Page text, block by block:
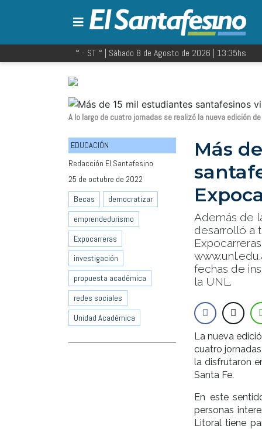
° - ST ° | Sábado 8 de Agosto de 2026 | 13:35hs
A lo largo de cuatro jornadas se realizó la nueva edición
EDUCACIÓN
Redacción El Santafesino
25 de octubre de 2022
Becas
democratizar
emprendedurismo
Expocarreras
investigación
propuesta académica
redes sociales
Unidad Académica
Más
Además de
desarrolló a
fechas de
la UNL.
La nueva
cuatro
la disfrutaron
Santa Fe.
En este
personas
Litoral tiene